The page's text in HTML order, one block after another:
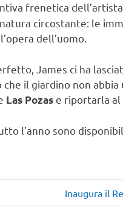
frenetica
circostante: le
dell’uomo.
James ci ha
il giardino non abbia
Las Pozas e riportarla al
l’anno sono
Articolo
successivo:
Inaugura il